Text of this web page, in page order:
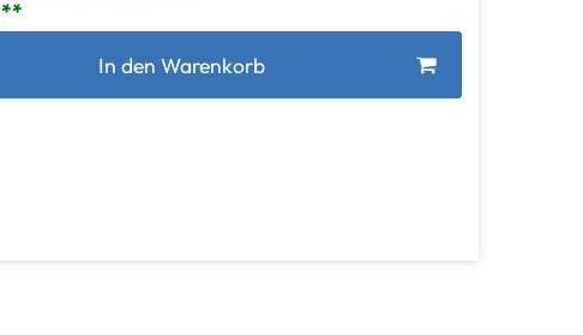
In den Warenkorb